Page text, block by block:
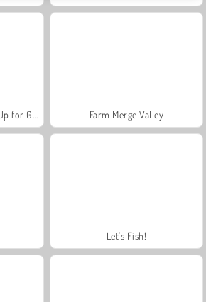
Farm Merge Valley
Let's Fish!